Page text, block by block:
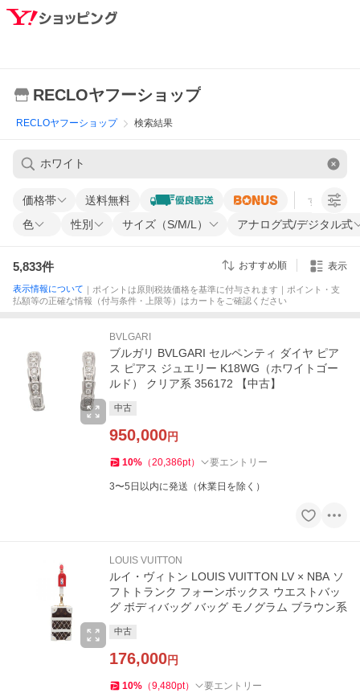
RECLOヤフーショップ
RECLOヤフーショップ 検索結果
価格帯 送料無料 すべての条
色 性別 サイズ（S/M/L） アナログ式/デジタル式
5,833件 おすすめ順 表示
表示情報について ｜ポイントは原則税抜価格を基準に付与されます｜ポイント・支
払額等の正確な情報（付与条件・上限等）はカートをご確認ください
BVLGARI
ブルガリ BVLGARI セルペンティ ダイヤ ピア
ス ピアス ジュエリー K18WG（ホワイトゴー
ルド） クリア系 356172 【中古】
中古
950,000円
10% （20,386pt） 要エントリー
3〜5日以内に発送（休業日を除く）
LOUIS VUITTON
ルイ・ヴィトン LOUIS VUITTON LV × NBA ソ
フトトランク フォーンボックス ウエストバッ
グ ボディバッグ バッグ モノグラム ブラウン系
中古
176,000円
10% （9,480pt） 要エントリー